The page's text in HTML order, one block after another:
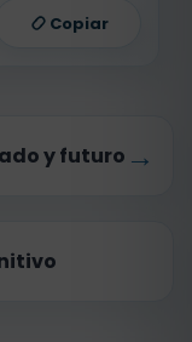
Copiar
y futuro →